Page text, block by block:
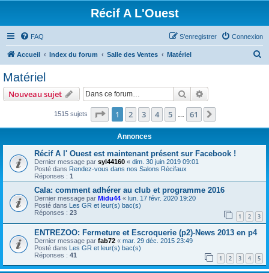
Récif A L'Ouest
FAQ Connexion
S’enregistrer
Accueil Index du forum Salle des Ventes Matériel
r
Matériel
Nouveau sujet Rechercher
1515 sujets Page 1sur61
1 2 3 4 5 61
Annonces
Récif A l' Ouest est maintenant présent sur Facebook !
Dernier message par syl44160 « dim. 30 juin 2019 09:01
Posté dans Rendez-vous dans nos Salons Récifaux
Réponses : 1
Cala: comment adhérer au club et programme 2016
Dernier message par Midu44 « lun. 17 févr. 2020 19:20
Posté dans Les GR et leur(s) bac(s)
Réponses : 23 1 2 3
ENTREZOO: Fermeture et Escroquerie (p2)-News 2013 en p4
Dernier message par fab72 « mar. 29 déc. 2015 23:49
Posté dans Les GR et leur(s) bac(s)
Réponses : 41 1 2 3 4 5